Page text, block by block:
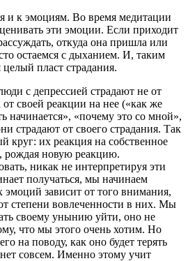
и к эмоциям. Во время медитации
эти эмоции. Если приходит
откуда она пришла или
остаемся с дыханием. И, таким
пласт страдания.
с депрессией страдают не от
от своей реакции на нее («как же
начинается», «почему это со мной»,
страдают от своего страдания. Так
круг: их реакция на собственное
рождая новую реакцию.
никак не интерпретируя эти
получаться, мы начинаем
эмоций зависит от того внимания,
степени вовлеченности в них. Мы
своему унынию уйти, оно не
что мы этого очень хотим. Но
на поводу, как оно будет терять
совсем. Именно этому учит